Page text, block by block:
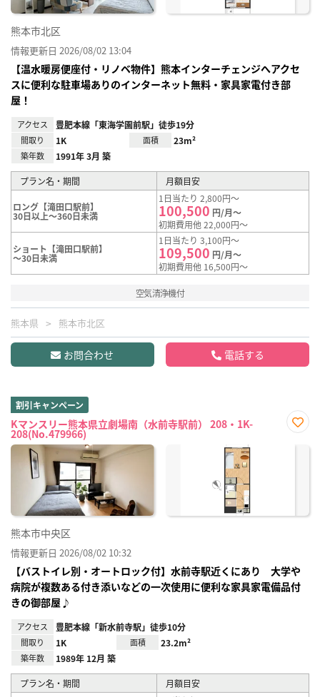
熊本市北区
情報更新日 2026/08/02 13:04
【温水暖房便座付・リノベ物件】熊本インターチェンジへアクセ
スに便利な駐車場ありのインターネット無料・家具家電付き部
屋！
アクセス 豊肥本線「東海学園前駅」徒歩19分
間取り 1K 面積 23m²
築年数 1991年 3月 築
プラン名・期間 月額目安
ロング【滝田口駅前】
30日以上～360日未満
1日当たり 2,800円～
100,500 円/月～
初期費用他 22,000円～
ショート【滝田口駅前】
～30日未満
1日当たり 3,100円～
109,500 円/月～
初期費用他 16,500円～
空気清浄機付
熊本県 熊本市北区
お問合わせ 電話する
割引キャンペーン
Kマンスリー熊本県立劇場南（水前寺駅前） 208・1K-
208(No.479966)
に入
熊本市中央区
情報更新日 2026/08/02 10:32
【バストイレ別・オートロック付】水前寺駅近くにあり 大学や
病院が複数ある付き添いなどの一次使用に便利な家具家電備品付
きの御部屋♪
アクセス 豊肥本線「新水前寺駅」徒歩10分
間取り 1K 面積 23.2m²
築年数 1989年 12月 築
プラン名・期間
月額目安